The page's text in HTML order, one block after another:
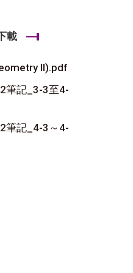
載
II).pdf
筆記_3-3至4-
筆記_4-3～4-